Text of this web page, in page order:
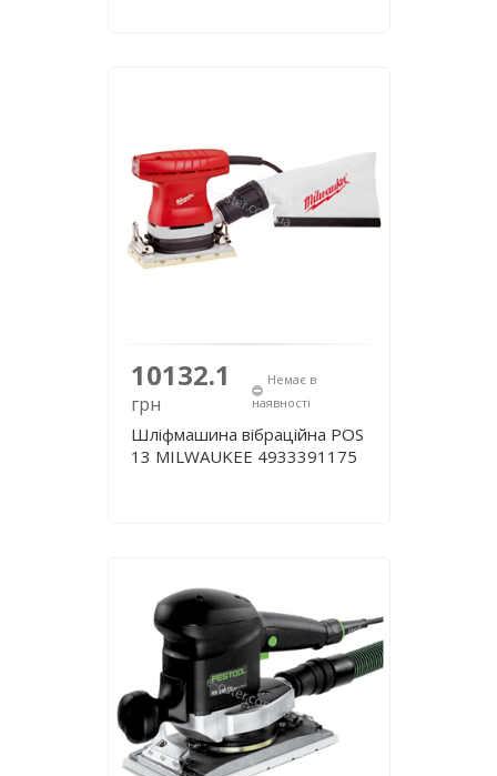
10132.1
грн
Немає в
наявності
Шліфмашина вібраційна POS
13 MILWAUKEE 4933391175